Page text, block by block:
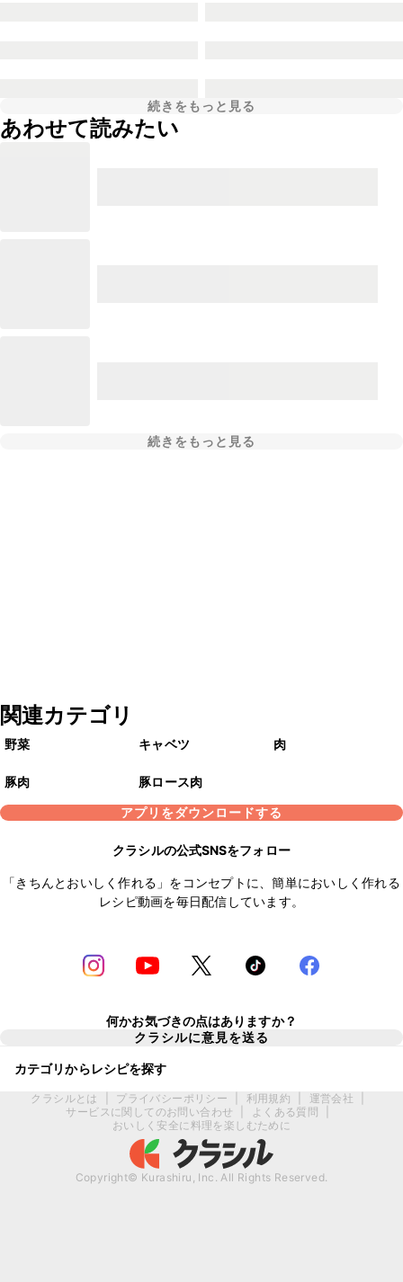
続きをもっと見る
あわせて読みたい
続きをもっと見る
関連カテゴリ
野菜 キャベツ 肉
豚肉
豚ロース肉
アプリをダウンロードする
クラシルの公式SNSをフォロー
「きちんとおいしく作れる」をコンセプトに、簡単においしく作れる
レシピ動画を毎日配信しています。
何かお気づきの点はありますか？
クラシルに意見を送る
カテゴリからレシピを探す
クラシルとは プライバシーポリシー 利用規約 運営会社
サービスに関してのお問い合わせ
よくある質問
おいしく安全に料理を楽しむために
Copyright© Kurashiru, Inc. All Rights Reserved.